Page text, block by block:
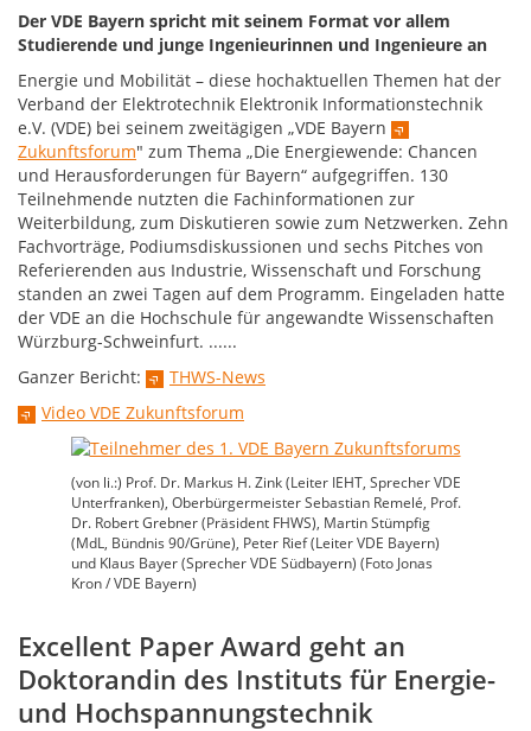
Der VDE Bayern spricht mit seinem Format vor allem
Studierende und junge Ingenieurinnen und Ingenieure an
Energie und Mobilität – diese hochaktuellen Themen hat der
Verband der Elektrotechnik Elektronik Informationstechnik
e.V. (VDE) bei seinem zweitägigen „VDE Bayern
Zukunftsforum" zum Thema „Die Energiewende: Chancen
und Herausforderungen für Bayern“ aufgegriffen. 130
Teilnehmende nutzten die Fachinformationen zur
Weiterbildung, zum Diskutieren sowie zum Netzwerken. Zehn
Fachvorträge, Podiumsdiskussionen und sechs Pitches von
Referierenden aus Industrie, Wissenschaft und Forschung
standen an zwei Tagen auf dem Programm. Eingeladen hatte
der VDE an die Hochschule für angewandte Wissenschaften
Würzburg-Schweinfurt. ......
Ganzer Bericht:
THWS-News
Video VDE Zukunftsforum
(von li.:) Prof. Dr. Markus H. Zink (Leiter IEHT, Sprecher VDE
Unterfranken), Oberbürgermeister Sebastian Remelé, Prof.
Dr. Robert Grebner (Präsident FHWS), Martin Stümpfig
(MdL, Bündnis 90/Grüne), Peter Rief (Leiter VDE Bayern)
und Klaus Bayer (Sprecher VDE Südbayern) (Foto Jonas
Kron / VDE Bayern)
Excellent Paper Award geht an
Doktorandin des Instituts für Energie-
und Hochspannungstechnik